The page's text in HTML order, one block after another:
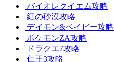
バイオレクイエム攻略
紅の砂漠攻略
デイモン&ベイビー攻略
ポケモンZA攻略
ドラクエ7攻略
仁王3攻略